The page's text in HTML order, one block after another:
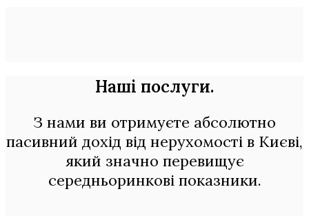
Наші послуги.
З нами ви отримуєте абсолютно
пасивний дохід від нерухомості в Києві,
який значно перевищує
середньоринкові показники.